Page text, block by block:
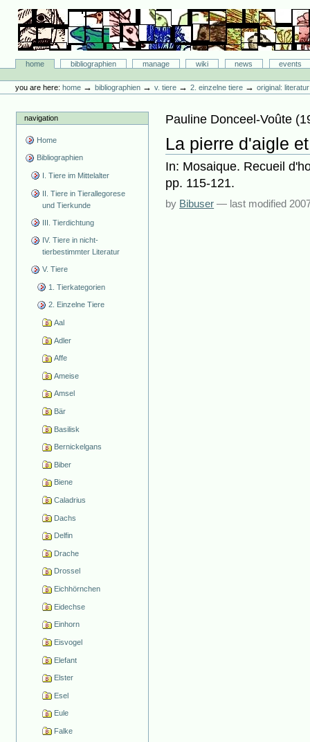
content.
navigation
Bibliographie-Portal
Sectionshome bibliographien manage wiki news
events
tools
you are here: home →bibliographien →v. tiere →2. einzelne tiere →original:
navigation
Home
Bibliographien
I. Tiere im Mittelalter
II. Tiere in Tierallegorese
und Tierkunde
III. Tierdichtung
IV. Tiere in nicht-
tierbestimmter Literatur
V. Tiere
1. Tierkategorien
2. Einzelne Tiere
Aal
Adler
Affe
Ameise
Amsel
Bär
Basilisk
Bernickelgans
Biber
Biene
Caladrius
Dachs
Delfin
Drache
Drossel
Eichhörnchen
Eidechse
Einhorn
Eisvogel
Elefant
Elster
Esel
Eule
Falke
Pauline Donceel-Voûte (
La pierre d'aigle
In: Mosaique. Recueil
pp. 115-121.
by Bibuser — last modified